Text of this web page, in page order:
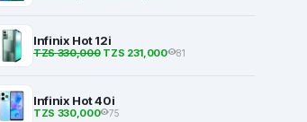
Infinix Hot 12i
TZS 330,000TZS 231,000 81
Infinix Hot 40i
TZS 330,000 75